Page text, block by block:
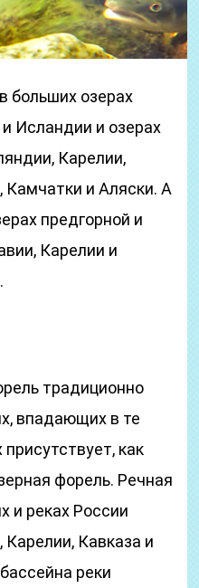
больших озерах
Исландии и озерах
Карелии,
Камчатки и Аляски. А
предгорной и
Карелии и
традиционно
впадающих в те
как
форель. Речная
и реках России
Карелии, Кавказа и
реки